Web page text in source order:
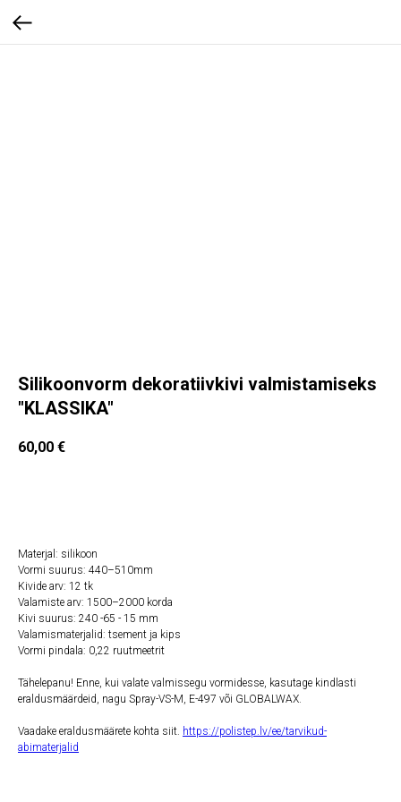
Silikoonvorm dekoratiivkivi valmistamiseks
"KLASSIKA"
60,00 €
Materjal: silikoon
Vormi suurus: 440–510mm
Kivide arv: 12 tk
Valamiste arv: 1500–2000 korda
Kivi suurus: 240 -65 - 15 mm
Valamismaterjalid: tsement ja kips
Vormi pindala: 0,22 ruutmeetrit
Tähelepanu! Enne, kui valate valmissegu vormidesse, kasutage kindlasti
eraldusmäärdeid, nagu Spray-VS-M, E-497 või GLOBALWAX.
Vaadake eraldusmäärete kohta siit. https://polistep.lv/ee/tarvikud-
abimaterjalid